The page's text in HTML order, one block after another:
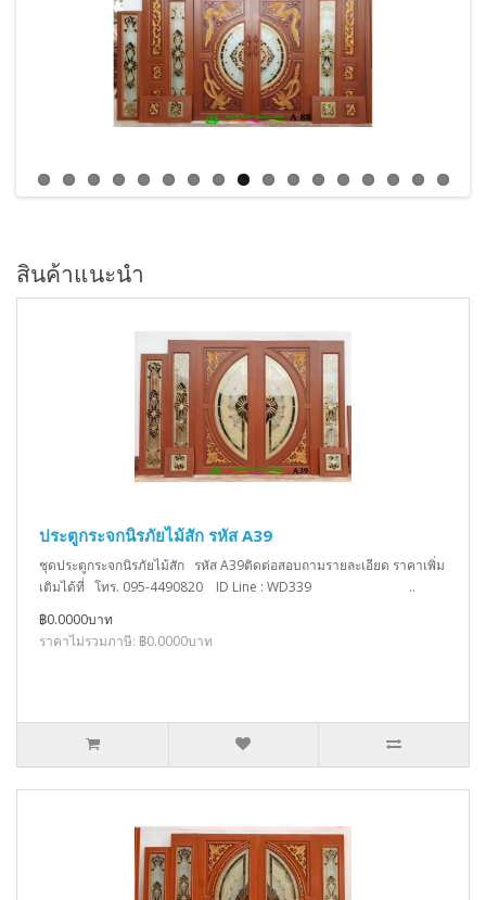
สินค้าแนะนำ
ประตูกระจกนิรภัยไม้สัก รหัส A39
ชุดประตูกระจกนิรภัยไม้สัก รหัส A39ติดต่อสอบถามรายละเอียด ราคาเพิ่ม
เติมได้ที่ โทร. 095-4490820 ID Line : WD339 ..
฿0.0000บาท
ราคาไม่รวมภาษี: ฿0.0000บาท